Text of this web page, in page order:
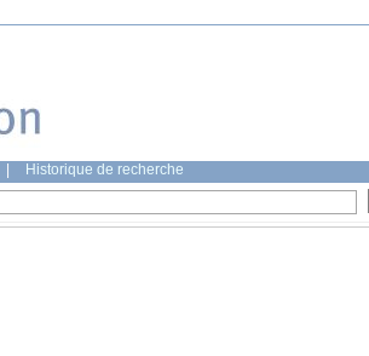
Historique de recherche